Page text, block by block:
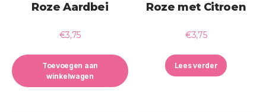
Roze Aardbei
€3,75
Toevoegen aan
winkelwagen
Roze met Citroen
€3,75
Lees verder